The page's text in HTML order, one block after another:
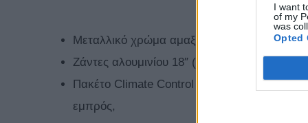
I want
of my
was
Opted
Μεταλλικό χρώμα αμαξώματος
Ζάντες αλουμινίου 18″ (δυνατότητα
Πακέτο Climate Control Plus με αυτόματο
εμπρός,